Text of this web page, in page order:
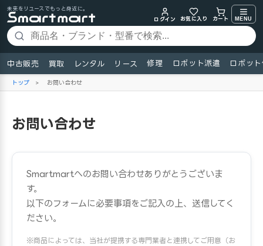
未来をリユースでもっと身近に。
ログイン
お気に入り カート MENU
中古販売 買取 レンタル リース 修理 ロボット派遣 ロボッ
トップ > お問い合わせ
お問い合わせ
Smartmartへのお問い合わせありがとうございま
す。
以下のフォームに必要事項をご記入の上、送信してく
ださい。
※商品によっては、当社が提携する専門業者と連携してご用意（お